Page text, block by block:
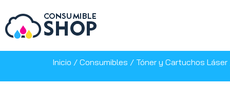
Inicio / Consumibles / Tóner y Cartuchos Láser